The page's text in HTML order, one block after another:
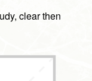
clear then